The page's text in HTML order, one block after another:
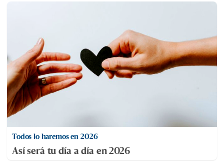
Todos lo haremos en 2026
Así será tu día a día en 2026